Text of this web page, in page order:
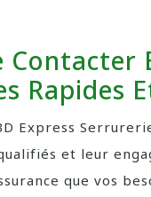
Contacter
Rapides
Express
et leur
que vos